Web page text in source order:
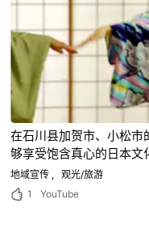
在石川县加贺市、小松
够享受饱含真心的日本文
地域宣传
观光/旅游
1
YouTube